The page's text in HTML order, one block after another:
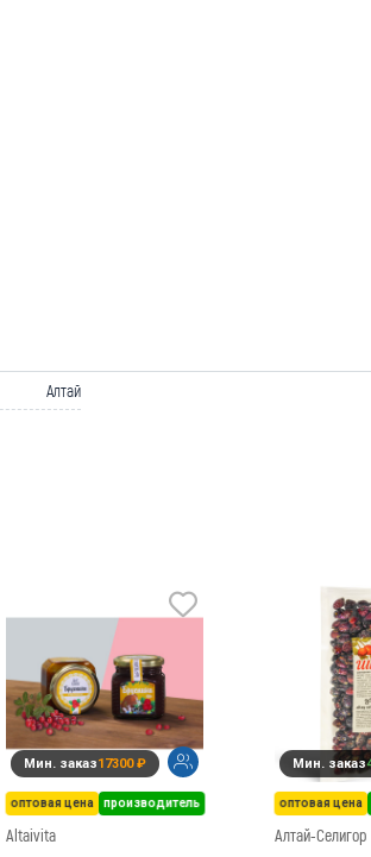
Алтай
Мин. заказ17300 ₽
оптовая цена производитель
Altaivita
Мин. заказ
оптовая цена
Алтай-Селигор